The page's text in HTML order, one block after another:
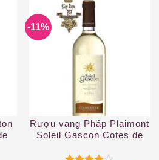
-11%
Rượu vang Pháp Plaimont
Soleil Gascon Cotes de